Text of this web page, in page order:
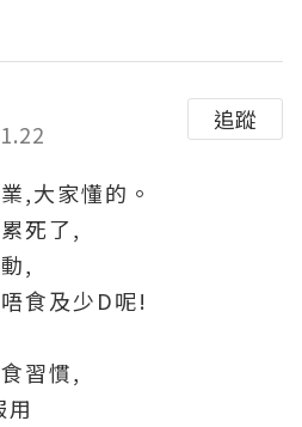
追蹤
,大家懂的。
死了,
,
食及少D呢!
習慣,